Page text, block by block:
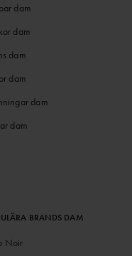
dam
dam
dam
dam
dam
dam
BRANDS DAM
Noir